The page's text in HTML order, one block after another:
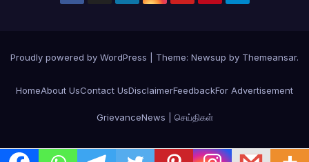
Proudly powered by WordPress Theme: Newsup by Themeansar.
HomeAbout UsContact UsDisclaimerFeedbackFor Advertisement
GrievanceNews | செய்திகள்